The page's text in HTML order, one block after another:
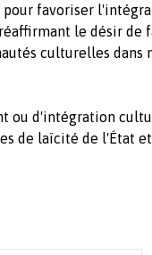
favoriser
le désir de
culturelles dans
ou d'intégration
de laïcité de l'État